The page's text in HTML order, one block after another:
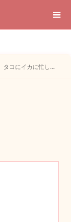
タコにイカに忙しい黒猫兄妹